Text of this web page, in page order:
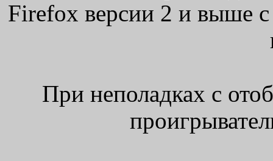
Firefox версии 2 и выше
При неполадках с